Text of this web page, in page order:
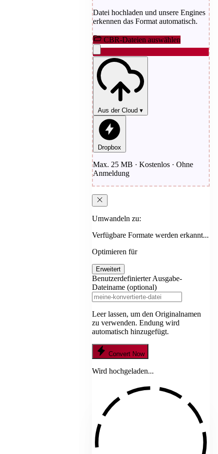
Datei hochladen und unsere Engines
erkennen das Format automatisch.
CBR-Dateien auswählen
Aus der Cloud ▾
Dropbox
Max. 25 MB · Kostenlos · Ohne
Anmeldung
Umwandeln zu:
Verfügbare Formate werden erkannt...
Optimieren für
Erweitert
Benutzerdefinierter Ausgabe-
Dateiname (optional)
Leer lassen, um den Originalnamen
zu verwenden. Endung wird
automatisch hinzugefügt.
Convert Now
Wird hochgeladen...